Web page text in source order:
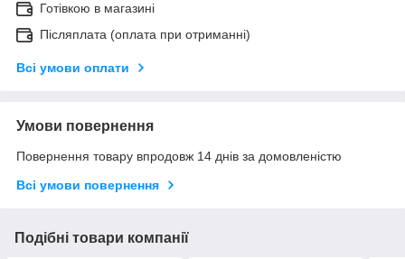
Готівкою в магазині
Післяплата (оплата при отриманні)
Всі умови оплати
Умови повернення
Повернення товару впродовж 14 днів за домовленістю
Всі умови повернення
Подібні товари компанії